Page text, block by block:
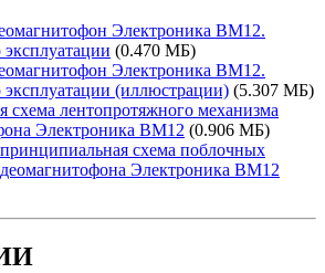
Электроника ВМ12.
(0.470 МБ)
Электроника ВМ12.
эксплуатации (иллюстрации) (5.307 МБ)
схема лентопротяжного механизма
Электроника ВМ12 (0.906 МБ)
схема поблочных
Электроника ВМ12